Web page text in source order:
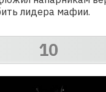
лидера мафии.